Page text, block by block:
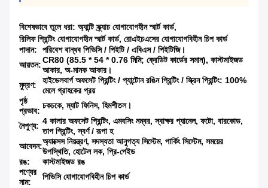
বিশেষভাবে তুলে ধরা: অ্যান্টি স্ক্র্যাচ যোগাযোগহীন স্মার্ট কার্ড,
রিলিফ প্রিন্টিং যোগাযোগহীন স্মার্ট কার্ড, রোএইচএসের যোগাযোগবিহীন চিপ কার্ড
পাদান:
পরিবেশ বান্ধব পিভিসি / পিইটি / এবিএস / পিইটিজি।
আয়তন:CR80 (85.5 * 54 * 0.76 মিমি; ক্রেডিট কার্ডের সমান), কাস্টমাইজড
আকার, অ-মানক আকার।
মুদ্রণ:
হাইডেলবার্গ অফসেট প্রিন্টিং / প্যান্টোন রঙিন প্রিন্টিং / স্ক্রিন প্রিন্টিং: 100%
মেলে গ্রাহকের প্রয়
পৃষ্ঠ
প্রভাব:
চকচকে, ম্যাট ফিনিস, হিমশীতল।
নৈপুণ্য: 4 কালার অফসেট প্রিন্টিং, এমবসিং নম্বর, স্বাক্ষর প্যানেল, ফটো, বারকোড,
তাপ প্রিন্টিং, স্বর্ণ / রূপা হ
আবেদন:অ্যাক্সেস নিয়ন্ত্রণ, সদস্যতা আনুগত্য সিস্টেম, পার্কিং সিস্টেম, সময়ের
উপস্থিতি, হোটেল লক, প্রি-পেইড
রঙ:
কাস্টমাইজড রঙ
পণ্যের
নাম:
পিভিসি যোগাযোগবিহীন চিপ কার্ড